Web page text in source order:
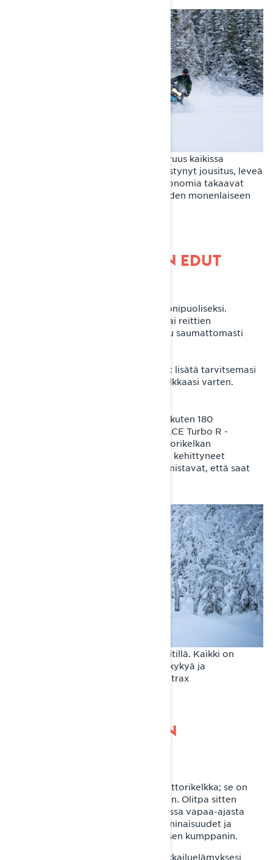
Ylivoimainen käsiteltävyys ja mukavuus kaikissa
maastoissa. Lynx Commanderin edistynyt jousitus, leveä
ja pitkä telamatto sekä loistava ergonomia takaavat
vakauden ja vaivattoman ajettavuuden monenlaiseen
LYNX COMMANDERIN EDUT
Lynx Commander on suunniteltu monipuoliseksi.
Käytitpä sitä sitten työhön, reitillä tai reittien
ulkopuolella ajamiseen, se mukautuu saumattomasti
Rakenna omasi -työkalun avulla voit lisätä tarvitsemasi
lisävarusteet täydellistä moottorikelkkaasi varten.
Moottorivaihtoehtojensa ansiosta - kuten 180
hevosvoimaa tarjoava Rotax 900 ACE Turbo R -
moottori - Lynx Commander-moottorikelkan
suorituskyky on alansa huippua. Sen kehittyneet
jousitusjärjestelmät puolestaan varmistavat, että saat
Lynx Commander lähestyy kelkkareitillä. Kaikki on
rakennettu ajomukavuutta, suorituskykyä ja
luotettavuutta varten. Kuva (c) Sledtrax
KUMPPANISI KAIKKIIN
Lynx Commander ei ole pelkkä moottorikelkka; se on
pääsylippusi loputtomiin seikkailuihin. Olitpa sitten
töissä, ajamassa reitillä tai nauttimassa vapaa-ajasta
kelkan selässä, sen edistykselliset ominaisuudet ja
monipuolisuus tekevät siitä täydellisen kumppanin.
Oletko valmis viemään moottorikelkkailuelämyksesi